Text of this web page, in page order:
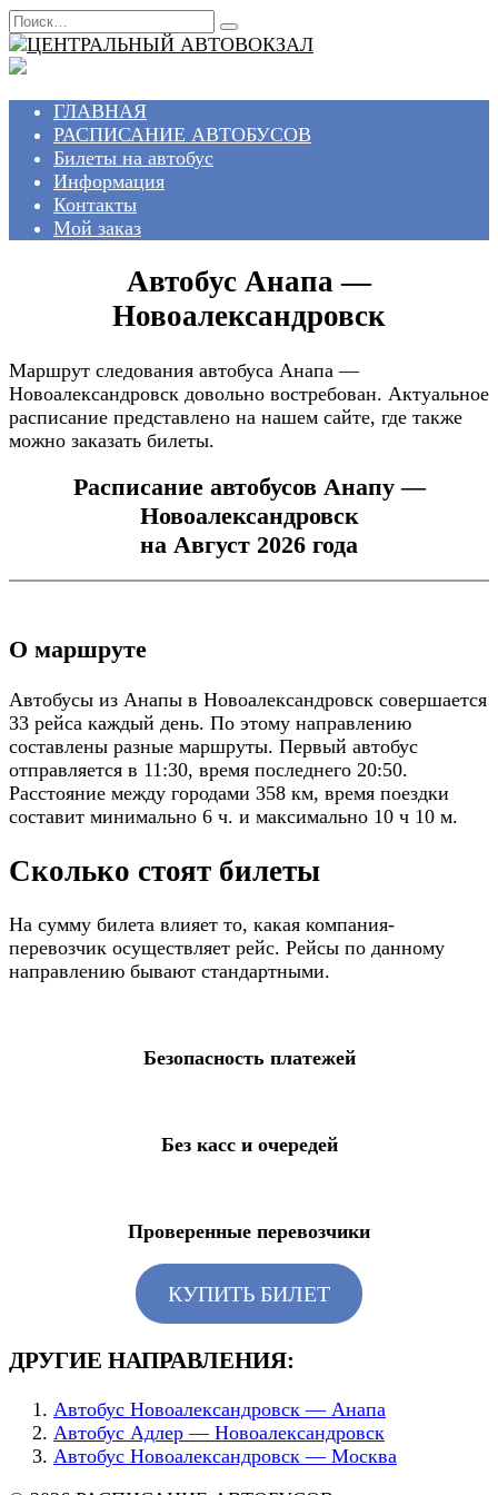
Перейти
к
содержанию
Search
for:
ГЛАВНАЯ
РАСПИСАНИЕ АВТОБУСОВ
Билеты на автобус
Информация
Контакты
Мой заказ
Автобус Анапа —
Новоалександровск
Маршрут следования автобуса Анапа —
Новоалександровск довольно востребован. Актуальное
расписание представлено на нашем сайте, где также
можно заказать билеты.
Расписание автобусов Анапу —
Новоалександровск
на Август 2026 года
О маршруте
Автобусы из Анапы в Новоалександровск совершается
33 рейса каждый день. По этому направлению
составлены разные маршруты. Первый автобус
отправляется в 11:30, время последнего 20:50.
Расстояние между городами 358 км, время поездки
составит минимально 6 ч. и максимально 10 ч 10 м.
Сколько стоят билеты
На сумму билета влияет то, какая компания-
перевозчик осуществляет рейс. Рейсы по данному
направлению бывают стандартными.
Безопасность платежей
Без касс и очередей
Проверенные перевозчики
КУПИТЬ БИЛЕТ
ДРУГИЕ НАПРАВЛЕНИЯ:
Автобус Новоалександровск — Анапа
Автобус Адлер — Новоалександровск
Автобус Новоалександровск — Москва